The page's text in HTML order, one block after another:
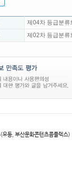
제04차 등급분류
제02차 등급분류